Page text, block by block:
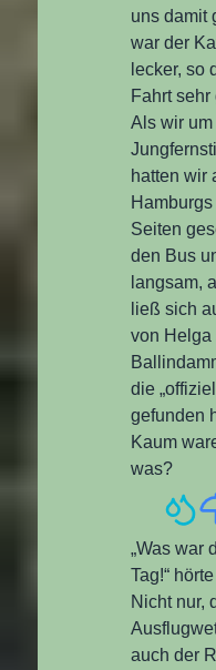
uns damit
war der
lecker, so
Fahrt
Als wir
hatten wir
Seiten
den Bus
langsam,
ließ sich
von Helga
die
gefunden
Kaum
was?
„Was war
Tag!“
Nicht nur,
auch der